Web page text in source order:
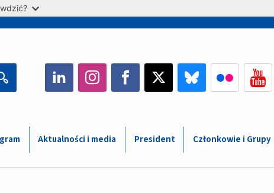
Aktualności i media President Członkowie i Grupy